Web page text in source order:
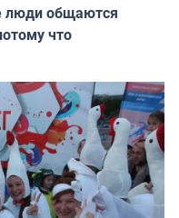
люди общаются
что